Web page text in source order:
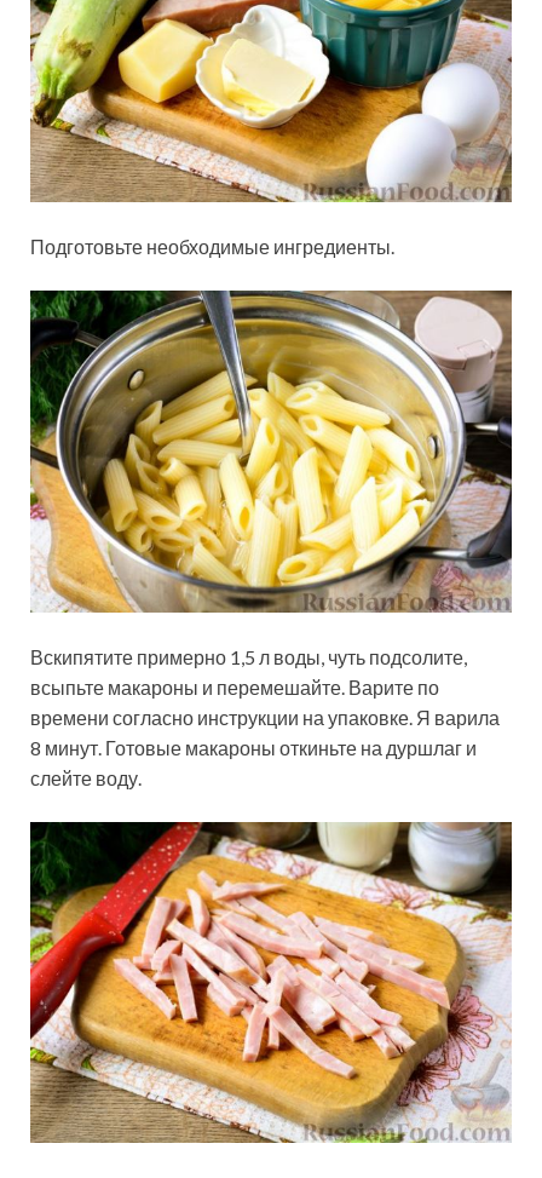
Подготовьте необходимые ингредиенты.
Вскипятите примерно 1,5 л воды, чуть подсолите,
всыпьте макароны и перемешайте. Варите по
времени согласно инструкции на упаковке. Я варила
8 минут. Готовые макароны откиньте на дуршлаг и
слейте воду.